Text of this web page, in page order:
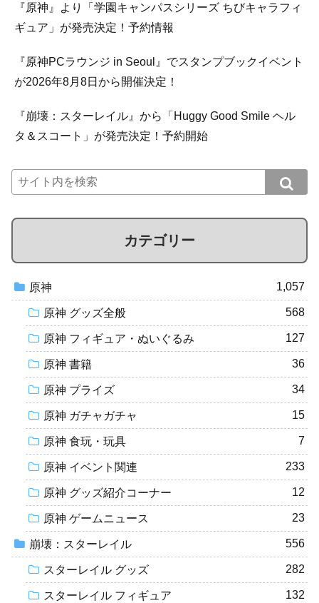
『原神』より「学園キャンパスシリーズ ちびキャラフィ
ギュア」が発売決定！予約情報
『原神PCラウンジ in Seoul』でスタンプブックイベント
が2026年8月8日から開催決定！
『崩壊：スターレイル』から「Huggy Good Smile ヘル
タ＆スコート」が発売決定！予約開始
カテゴリー
原神 1,057
原神 グッズ全般 568
原神 フィギュア・ぬいぐるみ 127
原神 書籍 36
原神 プライズ 34
原神 ガチャガチャ 15
原神 食玩・玩具 7
原神 イベント関連 233
原神 グッズ紹介コーナー 12
原神 ゲームニュース 23
崩壊：スターレイル 556
スターレイル グッズ 282
スターレイル フィギュア 132